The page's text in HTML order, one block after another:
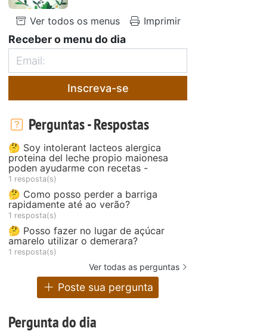
Ver todos os menus Imprimir
Receber o menu do dia
Inscreva-se
Perguntas - Respostas
🤔 Soy intolerant lacteos alergica
proteina del leche propio maionesa
poden ayudarme con recetas -
1 resposta(s)
🤔 Como posso perder a barriga
rapidamente até ao verão?
1 resposta(s)
🤔 Posso fazer no lugar de açúcar
amarelo utilizar o demerara?
1 resposta(s)
Ver todas as perguntas
Poste sua pergunta
Pergunta do dia